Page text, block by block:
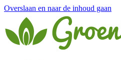
Overslaan en naar de inhoud gaan